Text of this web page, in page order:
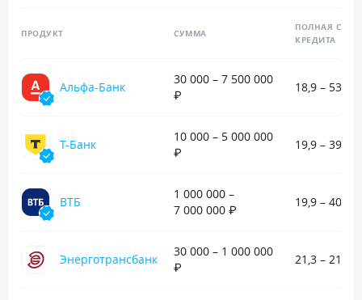
банка
вношу нужную
ПРОДУКТ СУММА
ПОЛНАЯ
КРЕДИТА
Альфа-Банк
30 000 – 7 500 000
₽
18,9 – 53,9
Т-Банк
10 000 – 5 000 000
₽
19,9 – 39,9
ВТБ
1 000 000 –
7 000 000 ₽
19,9 – 40,9
Энерготрансбанк
30 000 – 1 000 000
₽
21,3 – 21,5